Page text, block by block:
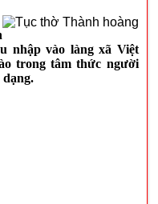
nhập vào làng xã Việt
trong tâm thức người